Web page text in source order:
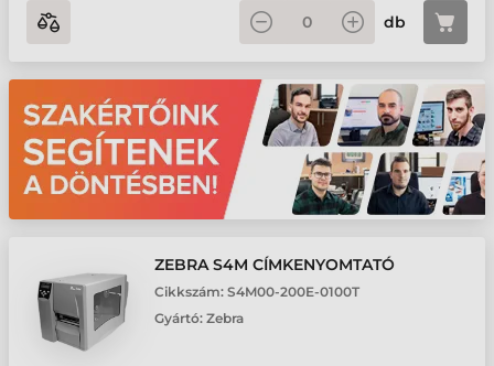
db
ZEBRA S4M CÍMKENYOMTATÓ
Cikkszám: S4M00-200E-0100T
Gyártó: Zebra